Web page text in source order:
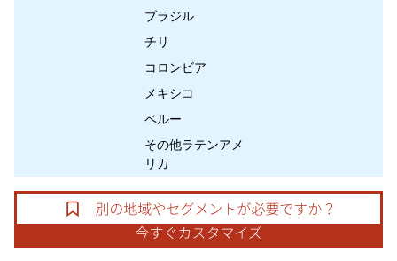
ブラジル
チリ
コロンビア
メキシコ
ペルー
その他ラテンアメ
リカ